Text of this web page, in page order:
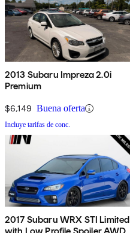
2013 Subaru Impreza 2.0i
Premium
$6,149 Buena oferta
Incluye tarifas de conc.
2017 Subaru WRX STI Limited